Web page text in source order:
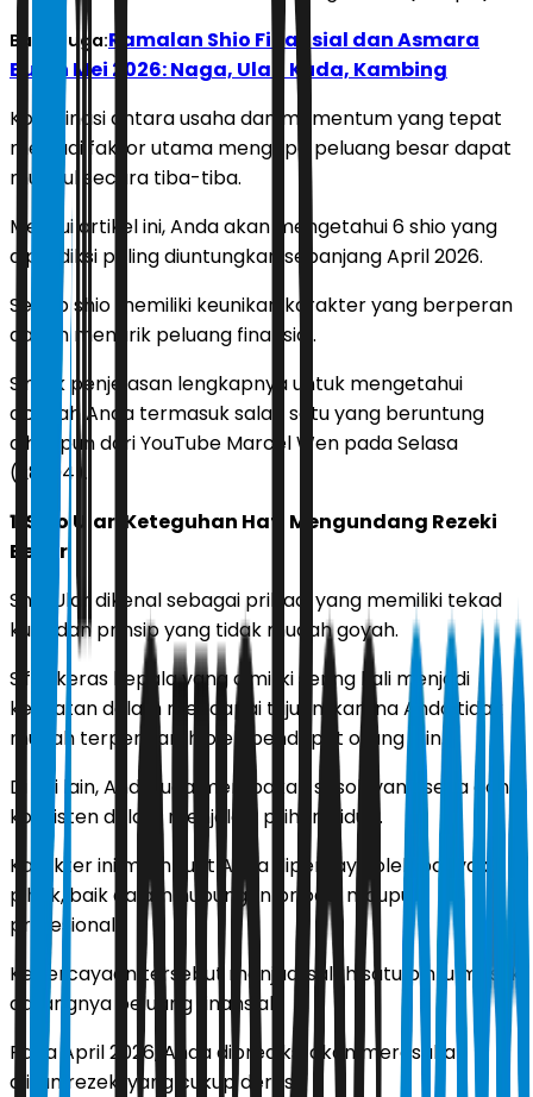
Baca Juga:Ramalan Shio Finansial dan Asmara
Bulan Mei 2026: Naga, Ular, Kuda, Kambing
Kombinasi antara usaha dan momentum yang tepat
menjadi faktor utama mengapa peluang besar dapat
muncul secara tiba-tiba.
Melalui artikel ini, Anda akan mengetahui 6 shio yang
diprediksi paling diuntungkan sepanjang April 2026.
Setiap shio memiliki keunikan karakter yang berperan
dalam menarik peluang finansial.
Simak penjelasan lengkapnya untuk mengetahui
apakah Anda termasuk salah satu yang beruntung
dihimpun dari YouTube Marcel Wen pada Selasa
(28/04).
1. Shio Ular: Keteguhan Hati Mengundang Rezeki
Besar
Shio Ular dikenal sebagai pribadi yang memiliki tekad
kuat dan prinsip yang tidak mudah goyah.
Sifat keras kepala yang dimiliki sering kali menjadi
kekuatan dalam mencapai tujuan, karena Anda tidak
mudah terpengaruh oleh pendapat orang lain.
Di sisi lain, Anda juga merupakan sosok yang setia dan
konsisten dalam menjalani pilihan hidup.
Karakter ini membuat Anda dipercaya oleh banyak
pihak, baik dalam hubungan pribadi maupun
profesional.
Kepercayaan tersebut menjadi salah satu pintu masuk
datangnya peluang finansial.
Pada April 2026, Anda diprediksi akan merasakan
aliran rezeki yang cukup deras.